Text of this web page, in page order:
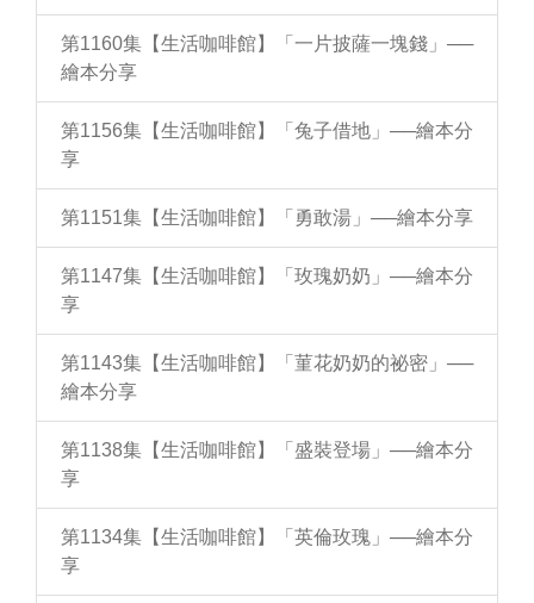
第1160集【生活咖啡館】「一片披薩一塊錢」──
繪本分享
第1156集【生活咖啡館】「兔子借地」──繪本分
享
第1151集【生活咖啡館】「勇敢湯」──繪本分享
第1147集【生活咖啡館】「玫瑰奶奶」──繪本分
享
第1143集【生活咖啡館】「菫花奶奶的祕密」──
繪本分享
第1138集【生活咖啡館】「盛裝登場」──繪本分
享
第1134集【生活咖啡館】「英倫玫瑰」──繪本分
享